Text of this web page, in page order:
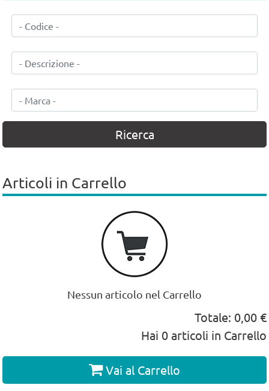
Articoli in Carrello
Nessun articolo nel Carrello
Hai 0 articoli in Carrello
Totale: 0,00 €
Vai al Carrello